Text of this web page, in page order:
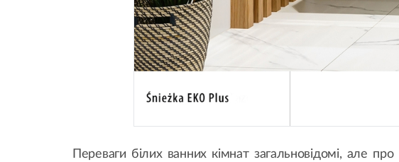
Переваги білих ванних кімнат загальновідомі, але